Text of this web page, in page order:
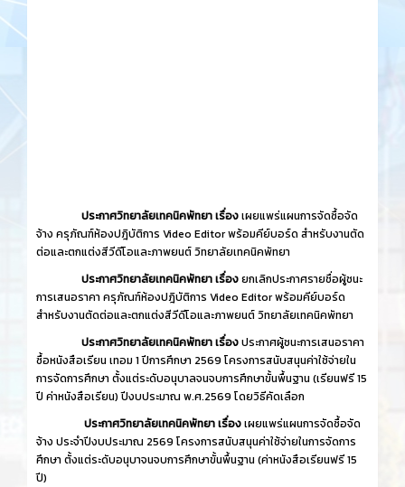
ประกาศวิทยาลัยเทคนิคพัทยา เรื่องเผยแพร่แผนการจัดซื้อจัด
จ้าง ครุภัณฑ์ห้องปฎิบัติการ Video Editor พร้อมคีย์บอร์ด สำหรับงานตัด
ต่อและตกแต่งสีวีดีโอและภาพยนต์ วิทยาลัยเทคนิคพัทยา
ประกาศวิทยาลัยเทคนิคพัทยา เรื่องยกเลิกประกาศรายชื่อผู้ชนะ
การเสนอราคา ครุภัณฑ์ห้องปฎิบัติการ Video Editor พร้อมคีย์บอร์ด
สำหรับงานตัดต่อและตกแต่งสีวีดีโอและภาพยนต์ วิทยาลัยเทคนิคพัทยา
ประกาศวิทยาลัยเทคนิคพัทยา เรื่องประกาศผู้ชนะการเสนอราคา
ซื้อหนังสือเรียน เทอม 1 ปีการศึกษา 2569 โครงการสนับสนุนค่าใช้จ่ายใน
การจัดการศึกษา ตั้งแต่ระดับอนุบาลจนจบการศึกษาขั้นพื้นฐาน (เรียนฟรี 15
ปี ค่าหนังสือเรียน) ปีงบประมาณ พ.ศ.2569 โดยวิธีคัดเลือก
ประกาศวิทยาลัยเทคนิคพัทยา เรื่องเผยแพร่แผนการจัดซื้อจัด
จ้าง ประจำปีงบประมาณ 2569 โครงการสนับสนุนค่าใช้จ่ายในการจัดการ
ศึกษา ตั้งแต่ระดับอนุบาจนจบการศึกษาขั้นพื้นฐาน (ค่าหนังสือเรียนฟรี 15
ปี)